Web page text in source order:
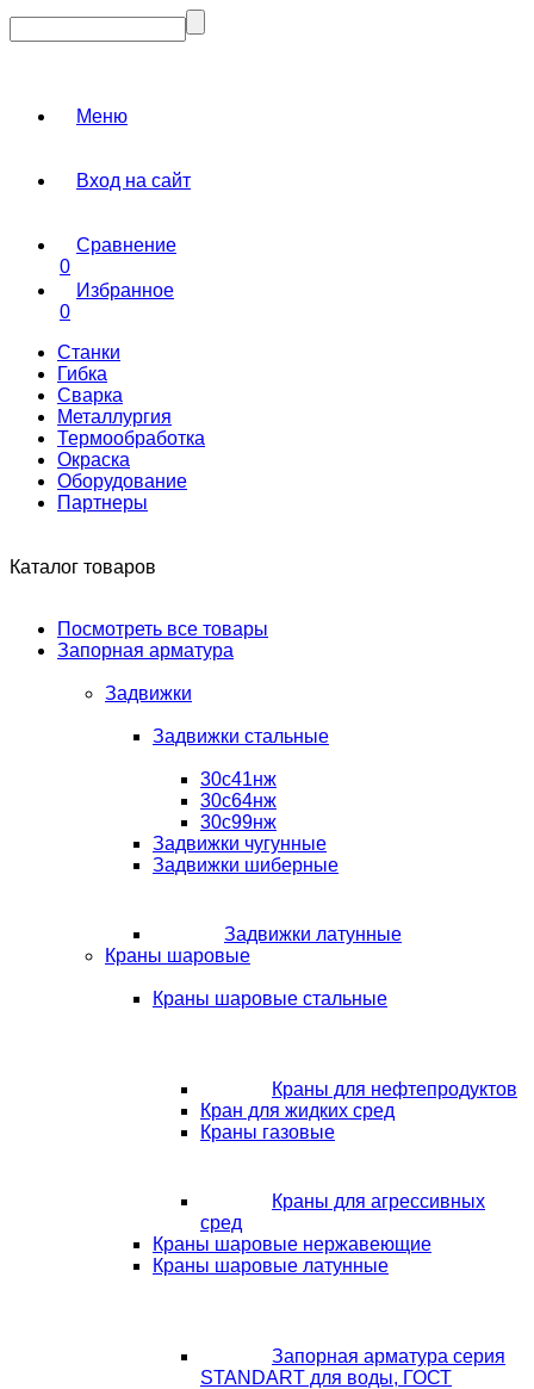
Меню
Вход на сайт
Сравнение
0
Избранное
0
Станки
Гибка
Сварка
Металлургия
Термообработка
Окраска
Оборудование
Партнеры
Каталог товаров
Посмотреть все товары
Запорная арматура
Задвижки
Задвижки стальные
30с41нж
30с64нж
30с99нж
Задвижки чугунные
Задвижки шиберные
Задвижки латунные
Краны шаровые
Краны шаровые стальные
Краны для нефтепродуктов
Кран для жидких сред
Краны газовые
Краны для агрессивных
сред
Краны шаровые нержавеющие
Краны шаровые латунные
Запорная арматура серия
STANDART для воды, ГОСТ